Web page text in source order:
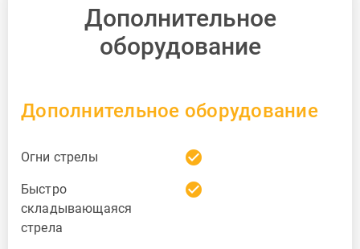
Дополнительное
оборудование
Дополнительное оборудование
Огни стрелы check_circle
Быстро
складывающаяся
стрела
check_circle